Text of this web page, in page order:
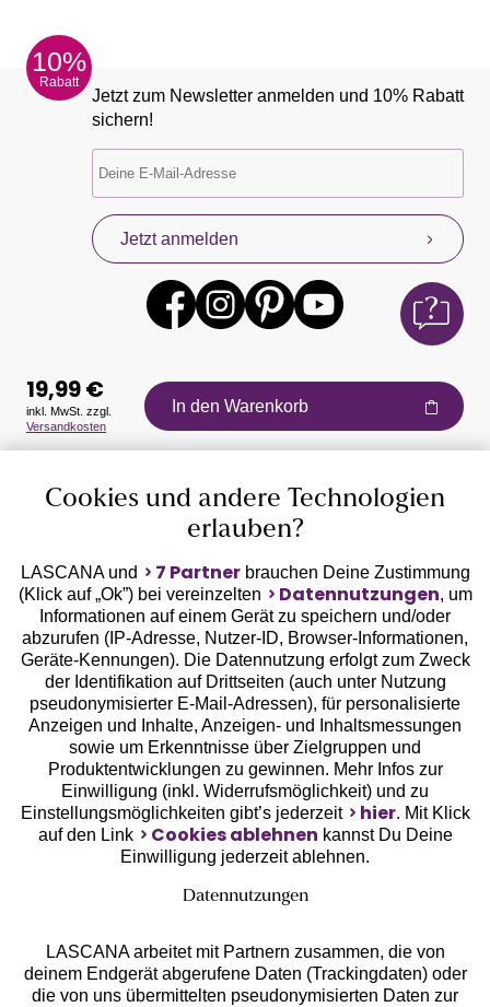
10%
Rabatt
Jetzt zum Newsletter anmelden und 10% Rabatt
sichern!
Jetzt anmelden
Auszeichnungen
Geprüfte Sicherheit
Unsere Apps
19,99 €
inkl. MwSt. zzgl.
Versandkosten
In den Warenkorb
Cookies und andere Technologien
erlauben?
LASCANA und 7 Partnerbrauchen Deine Zustimmung
(Klick auf „Ok”) bei vereinzelten
Datennutzungen, um
Informationen auf einem Gerät zu speichern und/oder
abzurufen (IP-Adresse, Nutzer-ID, Browser-Informationen,
Geräte-Kennungen). Die Datennutzung erfolgt zum Zweck
der Identifikation auf Drittseiten (auch unter Nutzung
pseudonymisierter E-Mail-Adressen), für personalisierte
Anzeigen und Inhalte, Anzeigen- und Inhaltsmessungen
sowie um Erkenntnisse über Zielgruppen und
Produktentwicklungen zu gewinnen. Mehr Infos zur
Einwilligung (inkl. Widerrufsmöglichkeit) und zu
Einstellungsmöglichkeiten gibt’s jederzeit
hier. Mit Klick
auf den Link
Cookies ablehnen kannst Du Deine
Einwilligung jederzeit ablehnen.
Datennutzungen
LASCANA arbeitet mit Partnern zusammen, die von
deinem Endgerät abgerufene Daten (Trackingdaten) oder
die von uns übermittelten pseudonymisierten Daten zur